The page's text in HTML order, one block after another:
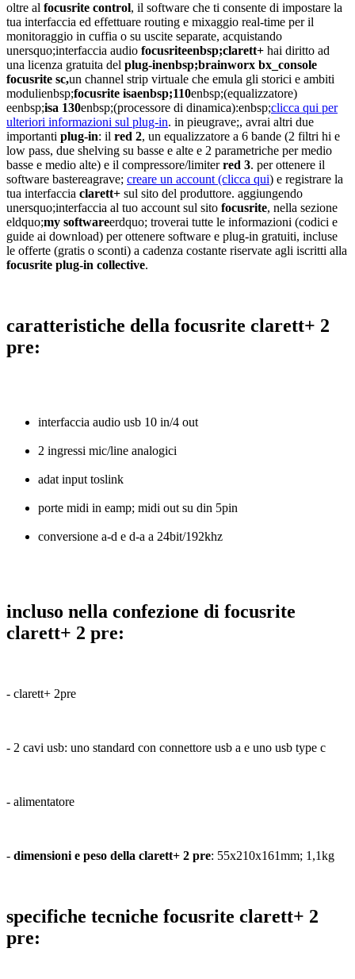
oltre al focusrite control, il software che ti consente di impostare la
tua interfaccia ed effettuare routing e mixaggio real-time per il
monitoraggio in cuffia o su uscite separate, acquistando
unersquo;interfaccia audio focusriteenbsp;clarett+ hai diritto ad
una licenza gratuita del plug-inenbsp;brainworx bx_console
focusrite sc,un channel strip virtuale che emula gli storici e ambiti
modulienbsp;focusrite isaenbsp;110enbsp;(equalizzatore)
eenbsp;isa 130enbsp;(processore di dinamica):enbsp;clicca qui per
ulteriori informazioni sul plug-in. in pieugrave;, avrai altri due
importanti plug-in: il red 2, un equalizzatore a 6 bande (2 filtri hi e
low pass, due shelving su basse e alte e 2 parametriche per medio
basse e medio alte) e il compressore/limiterred 3. per ottenere il
software bastereagrave; creare un account (clicca qui) e registrare la
tua interfaccia clarett+ sul sito del produttore. aggiungendo
unersquo;interfaccia al tuo account sul sito focusrite, nella sezione
eldquo;my softwareerdquo; troverai tutte le informazioni (codici e
guide ai download) per ottenere software e plug-in gratuiti, incluse
le offerte (gratis o sconti) a cadenza costante riservate agli iscritti alla
focusrite plug-in collective.
caratteristiche della focusrite clarett+ 2
pre:
interfaccia audio usb 10 in/4 out
2 ingressi mic/line analogici
adat input toslink
porte midi in eamp; midi out su din 5pin
conversione a-d e d-a a 24bit/192khz
incluso nella confezione di focusrite
clarett+ 2 pre:
- clarett+ 2pre
- 2 cavi usb: uno standard con connettore usb a e uno usb type c
- alimentatore
- dimensioni e peso della clarett+ 2 pre: 55x210x161mm; 1,1kg
specifiche tecniche focusrite clarett+ 2
pre: